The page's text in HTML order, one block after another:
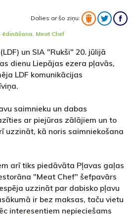
Dalies ar šo ziņu:
ēdināšana Meat Chef
un SIA "Rukši" 20. jūlijā
dienu Liepājas ezera pļavās,
LDF komunikācijas
saimnieku un dabas
ar piejūras zālājiem un to
uzzināt, kā noris saimniekošana
arī tiks piedāvāta Pļavas gaļas
"Meat Chef" šefpavārs
uzzināt par dabisko pļavu
ir bez maksas, taču vietu
interesentiem nepieciešams